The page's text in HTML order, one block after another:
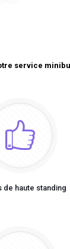
service
de haute standing